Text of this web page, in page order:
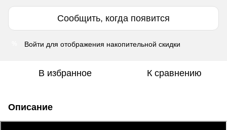
Сообщить, когда появится
Войти для отображения накопительной скидки
В избранное К сравнению
Описание